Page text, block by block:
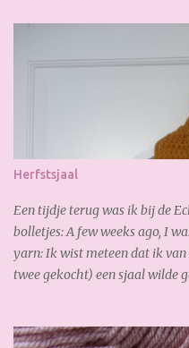
p
Herfstsjaal
Een tijdje terug was ik bij de
bolletjes: A few weeks ago, I
yarn: Ik wist meteen dat ik
twee gekocht) een sjaal wilde
snel bij. De volgende dag had